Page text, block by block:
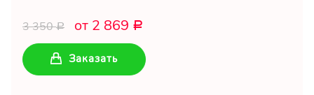
3 350Р от 2 869 Р
Заказать